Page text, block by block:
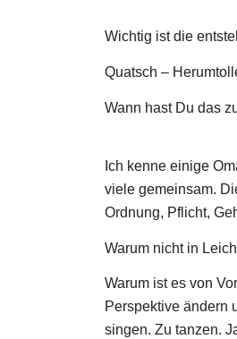
Wichtig ist die
Quatsch –
Wann hast Du das
Ich kenne einige
viele gemeinsam.
Ordnung, Pflicht,
Warum nicht in
Warum ist es von
Perspektive ändern
singen. Zu tanzen.